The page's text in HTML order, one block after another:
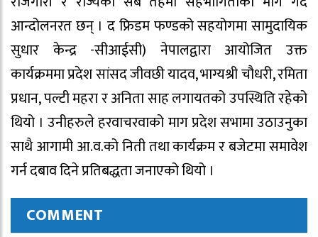
आन्दोलनरत छन् । द फ्रिडम फण्डको सहयोगमा सामुदायिक
सुधार केन्द्र -सीआईसी) नेपालद्वारा आयोजित उक्त
कार्यक्रममा प्रदेश सांसद जीवछी यादव, भाग्यश्री चौधरी, रमिता
प्रधान, पल्टी महरा र अनिता साह लगायतको उपस्थिति रहेको
थियो । उनीहरुले हरवाचरवाको माग प्रदेश सभामा उठाउनुका
साथै आगामी आ.व.को निती तथा कार्यक्रम र बजेटमा समावेश
गर्न दबाव दिने प्रतिबद्धता जनाएको थियो ।
COMMENT